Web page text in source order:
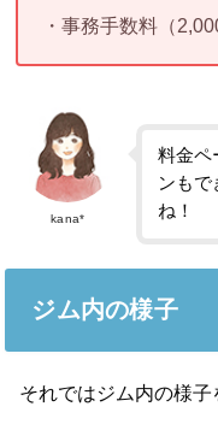
・事務手数料（
kana*
料金ペ
ンもで
ね！
ジム内の様子
それではジム内の様子